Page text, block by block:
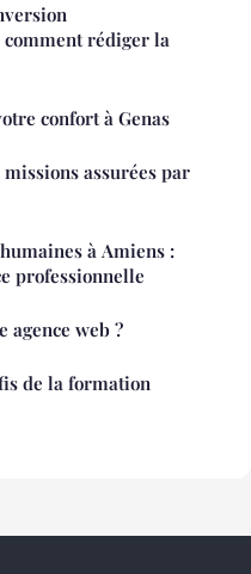
rédiger la
confort à Genas
assurées par
à Amiens :
professionnelle
agence web ?
de la formation